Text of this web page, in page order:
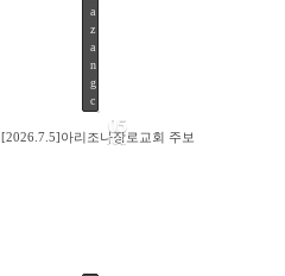
05
JUL
a
z
a
n
g
c
[2026.7.5]아리조나장로교회 주보